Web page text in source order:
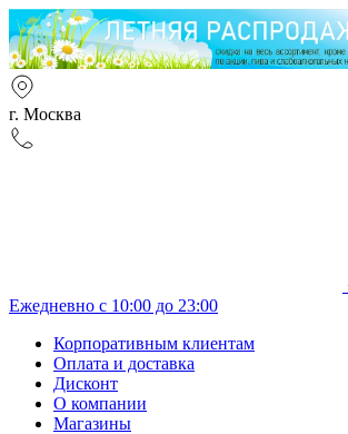
г. Москва
Ежедневно с 10:00 до 23:00
Корпоративным клиентам
Оплата и доставка
Дисконт
О компании
Магазины